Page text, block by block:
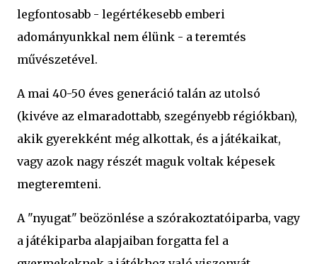
legfontosabb - legértékesebb emberi
adományunkkal nem élünk - a teremtés
művészetével.
A mai 40-50 éves generáció talán az utolsó
(kivéve az elmaradottabb, szegényebb régiókban),
akik gyerekként még alkottak, és a játékaikat,
vagy azok nagy részét maguk voltak képesek
megteremteni.
A "nyugat" beözönlése a szórakoztatóiparba, vagy
a játékiparba alapjaiban forgatta fel a